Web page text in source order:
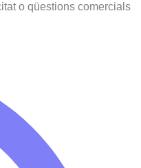
o qüestions comercials